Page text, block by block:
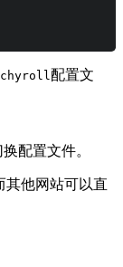
配置文
配置文件。
其他网站可以直